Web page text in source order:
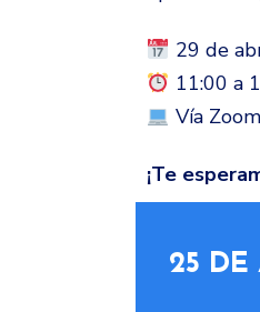
29 de
11:00 a
Vía Zoom
¡Te
25 DE